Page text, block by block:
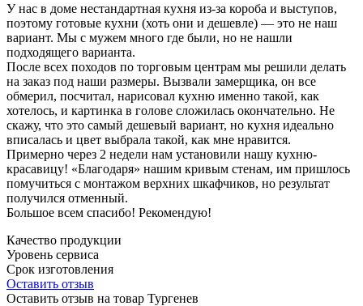
У нас в доме нестандартная кухня из-за короба и выступов,
поэтому готовые кухни (хоть они и дешевле) — это не наш
вариант. Мы с мужем много где были, но не нашли
подходящего варианта.
После всех походов по торговым центрам мы решили делать
на заказ под наши размеры. Вызвали замерщика, он все
обмерил, посчитал, нарисовал кухню именно такой, как
хотелось, и картинка в голове сложилась окончательно. Не
скажу, что это самый дешевый вариант, но кухня идеально
вписалась и цвет выбрала такой, как мне нравится.
Примерно через 2 недели нам установили нашу кухню-
красавицу! «Благодаря» нашим кривым стенам, им пришлось
помучиться с монтажом верхних шкафчиков, но результат
получился отменный.
Большое всем спасибо! Рекомендую!
Качество продукции
Уровень сервиса
Срок изготовления
Оставить отзыв
Оставить отзыв на товар Тургенев